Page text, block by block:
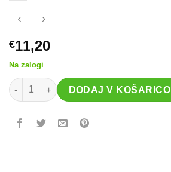
€11,20
Na zalogi
ELUIR Zapestni povoji količina
DODAJ V KOŠARICO